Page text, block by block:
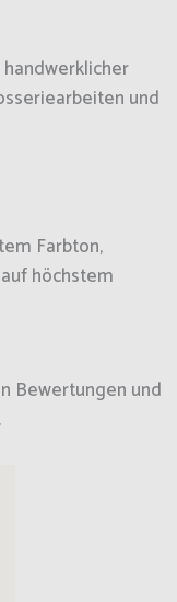
und
Farbton,
höchstem
Bewertungen und